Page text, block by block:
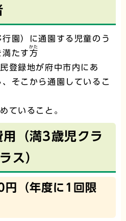
園）に通園する児童のう
たす方
かた
登録地が府中市内にあ
そこから通園しているこ
ていること。
（満3歳児クラ
ス）
（年度に1回限